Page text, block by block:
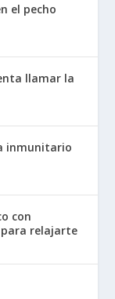
el pecho
llamar la
inmunitario
con
para relajarte